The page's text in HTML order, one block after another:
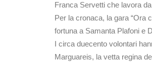
Franca Servetti che lavora
Per la cronaca, la gara “Ora
fortuna a Samanta Plafoni e
I circa duecento volontari
Marguareis, la vetta regina